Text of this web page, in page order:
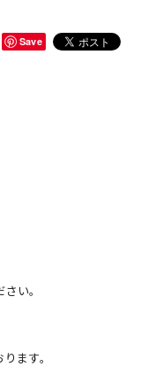
Save
い。
ます。